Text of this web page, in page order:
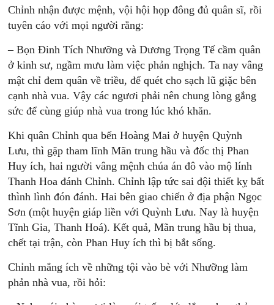
Chỉnh nhận được mệnh, vội hội họp đông đủ quân sĩ, rồi
tuyên cáo với mọi người rằng:
– Bọn Đinh Tích Nhưỡng và Dương Trọng Tế cầm quân
ở kinh sư, ngầm mưu làm việc phản nghịch. Ta nay vâng
mật chỉ đem quân về triều, để quét cho sạch lũ giặc bên
cạnh nhà vua. Vậy các ngươi phải nên chung lòng gắng
sức để cùng giúp nhà vua trong lúc khó khăn.
Khi quân Chỉnh qua bến Hoàng Mai ở huyện Quỳnh
Lưu, thì gặp tham lĩnh Mãn trung hầu và đốc thị Phan
Huy ích, hai người vâng mệnh chúa án đô vào mộ lính
Thanh Hoa đánh Chỉnh. Chỉnh lập tức sai đội thiết kỵ bất
thình lình đón đánh. Hai bên giao chiến ở địa phận Ngọc
Sơn (một huyện giáp liền với Quỳnh Lưu. Nay là huyện
Tĩnh Gia, Thanh Hoá). Kết quả, Mãn trung hầu bị thua,
chết tại trận, còn Phan Huy ích thì bị bắt sống.
Chỉnh mắng ích về những tội vào bè với Nhưỡng làm
phản nhà vua, rồi hỏi: